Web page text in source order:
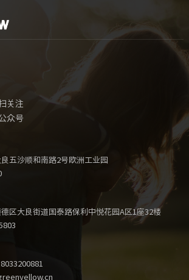
关注
众号
五沙顺和南路2号欧洲工业园
区大良街道国泰路保利中悦花园A区1座32楼